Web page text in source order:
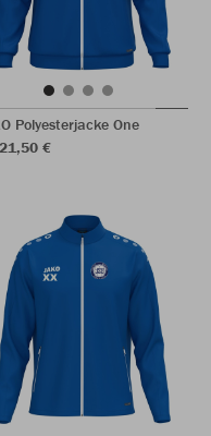
Polyesterjacke One
€